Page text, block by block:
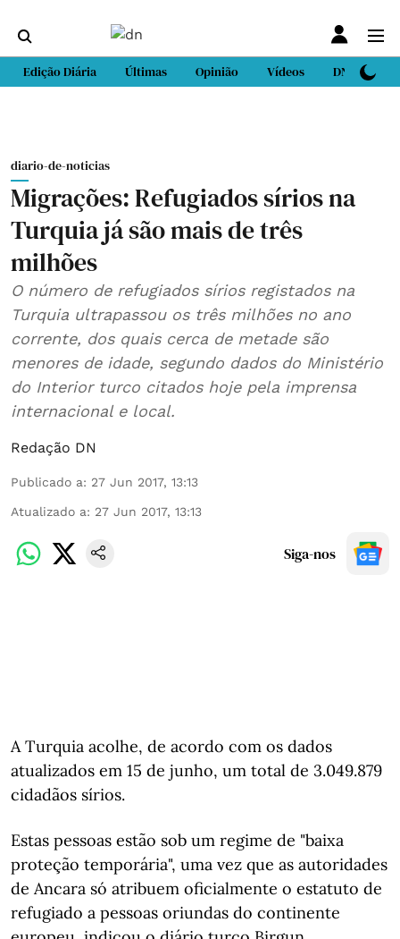
Edição Diária Últimas Opinião Vídeos DN Sport
diario-de-noticias
Migrações: Refugiados sírios na
Turquia já são mais de três
milhões
O número de refugiados sírios registados na
Turquia ultrapassou os três milhões no ano
corrente, dos quais cerca de metade são
menores de idade, segundo dados do Ministério
do Interior turco citados hoje pela imprensa
internacional e local.
Redação DN
Publicado a: 27 Jun 2017, 13:13
Atualizado a: 27 Jun 2017, 13:13
Siga-nos
A Turquia acolhe, de acordo com os dados
atualizados em 15 de junho, um total de 3.049.879
cidadãos sírios.
Estas pessoas estão sob um regime de "baixa
proteção temporária", uma vez que as autoridades
de Ancara só atribuem oficialmente o estatuto de
refugiado a pessoas oriundas do continente